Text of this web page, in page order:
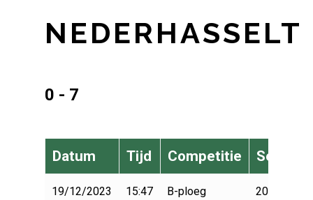
NEDERHASSELT
0 - 7
Datum Tijd Competitie Seizoen
19/12/2023 15:47 B-ploeg 2023-2024